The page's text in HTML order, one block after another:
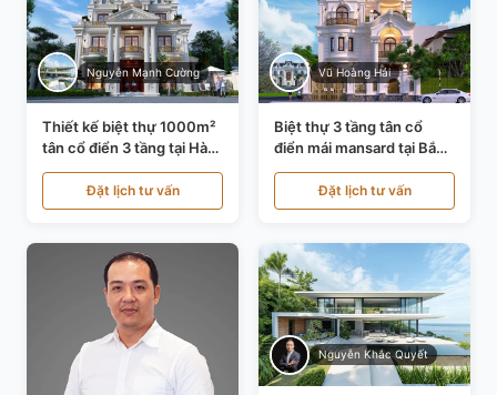
Nguyễn Mạnh Cường
Thiết kế biệt thự 1000m²
tân cổ điển 3 tầng tại Hà
Nội KT21010
Đặt lịch tư vấn
Vũ Hoàng Hải
Biệt thự 3 tầng tân cổ
điển mái mansard tại Bắc
Ninh KT21198
Đặt lịch tư vấn
Nguyễn Khắc Quyết